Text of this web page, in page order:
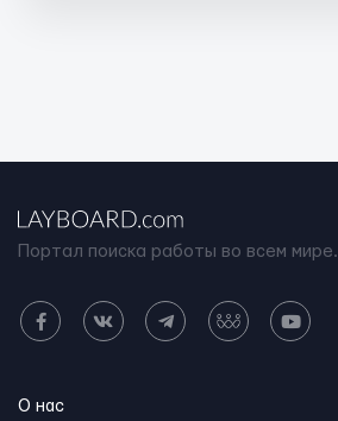
Портал поиска работы во всем мире.
О нас